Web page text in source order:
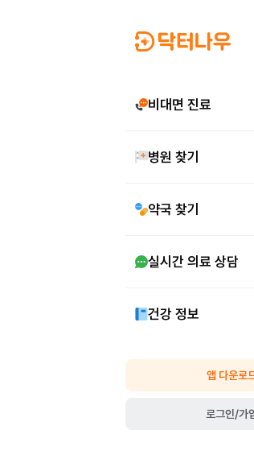
비대면 진료
병원 찾기
약국 찾기
실시간 의료 상담
건강 정보
앱 다운로
로그인/가